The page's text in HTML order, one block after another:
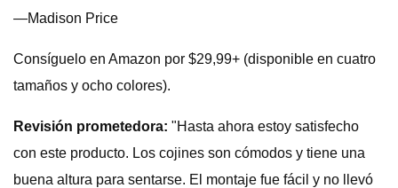
—Madison Price
Consíguelo en Amazon por $29,99+ (disponible en cuatro
tamaños y ocho colores).
Revisión prometedora: "Hasta ahora estoy satisfecho
con este producto. Los cojines son cómodos y tiene una
buena altura para sentarse. El montaje fue fácil y no llevó